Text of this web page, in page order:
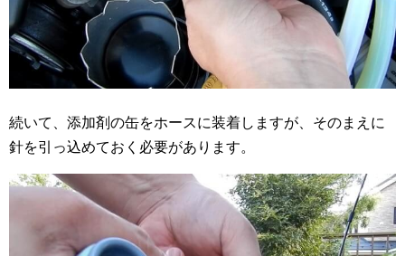
続いて、添加剤の缶をホースに装着しますが、そのまえに
針を引っ込めておく必要があります。